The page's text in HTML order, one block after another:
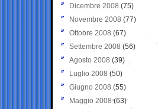
Dicembre 2008 (75)
Novembre 2008 (77)
Ottobre 2008 (67)
Settembre 2008 (56)
Agosto 2008 (39)
Luglio 2008 (50)
Giugno 2008 (55)
Maggio 2008(63)